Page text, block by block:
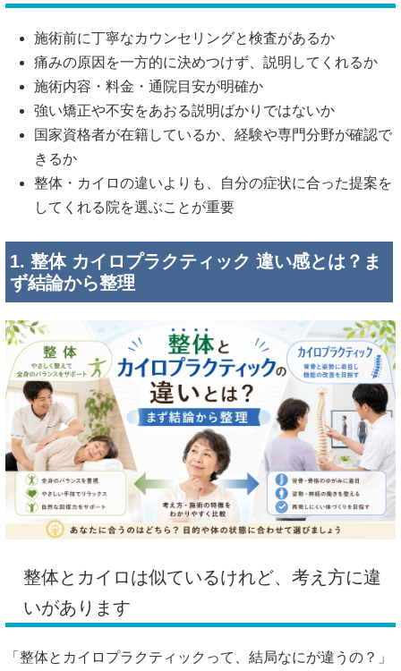
施術前に丁寧なカウンセリングと検査があるか
痛みの原因を一方的に決めつけず、説明してくれるか
施術内容・料金・通院目安が明確か
強い矯正や不安をあおる説明ばかりではないか
国家資格者が在籍しているか、経験や専門分野が確認で
きるか
整体・カイロの違いよりも、自分の症状に合った提案を
してくれる院を選ぶことが重要
1. 整体 カイロプラクティック 違い感とは？ま
ず結論から整理
整体とカイロは似ているけれど、考え方に違
いがあります
「整体とカイロプラクティックって、結局なにが違うの？」